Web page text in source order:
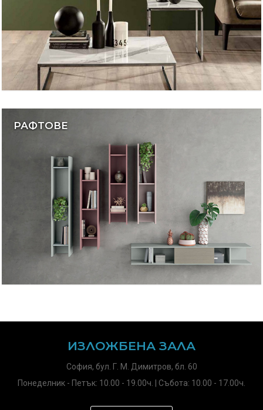
РАФТОВЕ
ИЗЛОЖБЕНА ЗАЛА
София, бул. Г. М. Димитров, бл. 60
Понеделник - Петък: 10.00 - 19.00ч. | Събота: 10.00 - 17.00ч.